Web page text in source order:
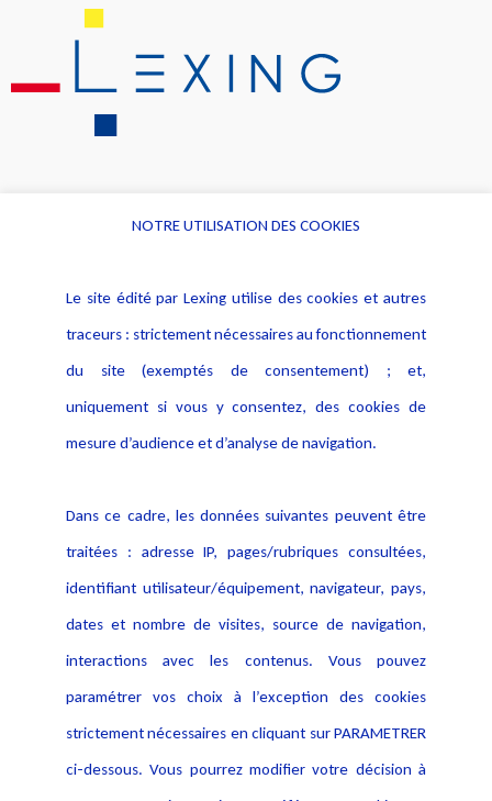
Alerte professionnelle
Déclaration d'accessibilité
Notice Légale
Politique de protection des
données
Publications
NOTRE UTILISATION DES COOKIES
Le site édité par Lexing utilise des cookies et autres
traceurs : strictement nécessaires au fonctionnement
du site (exemptés de consentement) ; et,
uniquement si vous y consentez, des cookies de
mesure d’audience et d’analyse de navigation.
Dans ce cadre, les données suivantes peuvent être
traitées : adresse IP, pages/rubriques consultées,
identifiant utilisateur/équipement, navigateur, pays,
dates et nombre de visites, source de navigation,
interactions avec les contenus. Vous pouvez
paramétrer vos choix à l’exception des cookies
strictement nécessaires en cliquant sur PARAMETRER
ci-dessous. Vous pourrez modifier votre décision à